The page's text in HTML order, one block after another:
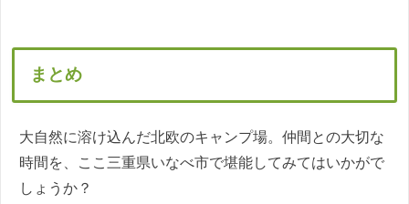
まとめ
大自然に溶け込んだ北欧のキャンプ場。仲間との大切な
時間を、ここ三重県いなべ市で堪能してみてはいかがで
しょうか？